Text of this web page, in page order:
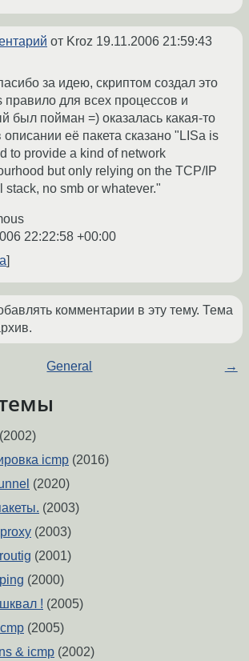
от Kroz 19.11.2006 21:59:43
за идею, скриптом создал это
правило для всех процессов и
был пойман =) оказалась какая-то
описании её пакета сказано "LISa is
to provide a kind of network
but only relying on the TCP/IP
stack, no smb or whatever."
22:22:58 +00:00
комментарии в эту тему. Тема
General →
(2002)
icmp (2016)
(2020)
(2003)
(2003)
(2001)
(2000)
! (2005)
(2005)
& icmp (2002)